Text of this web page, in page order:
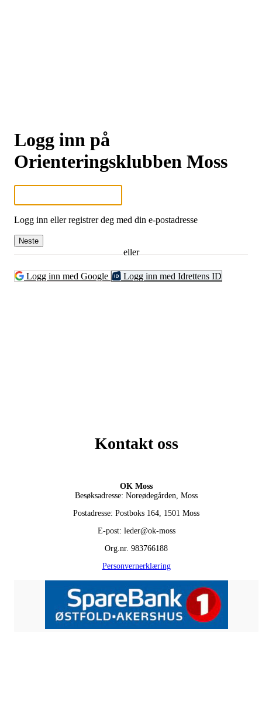
Logg inn på
Orienteringsklubben Moss
Logg inn eller registrer deg med din e-postadresse
Neste
eller
Logg inn med Google Logg inn med Idrettens ID
Kontakt oss
OK Moss
Besøksadresse: Noreødegården, Moss
Postadresse: Postboks 164, 1501 Moss
E-post: leder@ok-moss
Org.nr. 983766188
Personvernerklæring